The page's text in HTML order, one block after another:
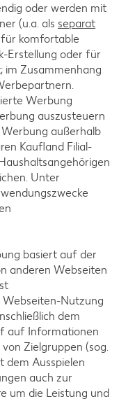
Angebote anzeigen
unserer
oder werden mit
(u.a. als separat
komfortable
Erstellung oder für
im Zusammenhang
Werbung
auszusteuern
außerhalb
Kaufland Filial-
Unter
basiert auf der
anderen Webseiten
Webseiten-Nutzung
dem
auf Informationen
Zielgruppen (sog.
dem Ausspielen
auch zur
um die Leistung und